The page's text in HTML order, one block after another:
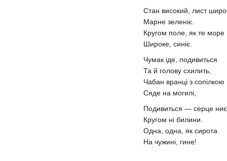
Стан високий, лист
Марне зеленіє.
Кругом поле, як те море
Широке, синіє.
Чумак іде, подивиться
Та й голову схилить,
Чабан вранці з сопілкою
Сяде на могилі,
Подивиться — серце
Кругом ні билини.
Одна, одна, як сирота
На чужині, гине!